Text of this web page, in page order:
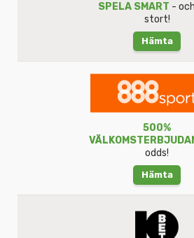
SPELA SMART -
stort!
Hämta
500%
odds!
Hämta